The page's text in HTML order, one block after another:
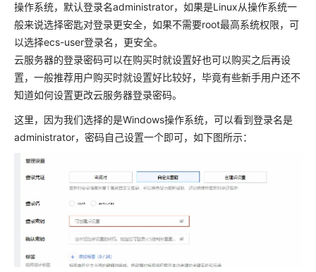
操作系统，默认登录名administrator，如果是Linux从操作系统一
般来说选择密匙对登录更安全，如果不需要root最高系统权限，可
以选择ecs-user登录名，更安全。
云服务器的登录密码可以在购买时就设置好也可以购买之后再设
置，一般推荐用户购买时就设置好比较好，毕竟有些新手用户还不
知道如何设置更改云服务器登录密码。
这里，因为我们选择的是Windows操作系统，可以看到登录名是
administrator，密码自己设置一个即可，如下图所示：